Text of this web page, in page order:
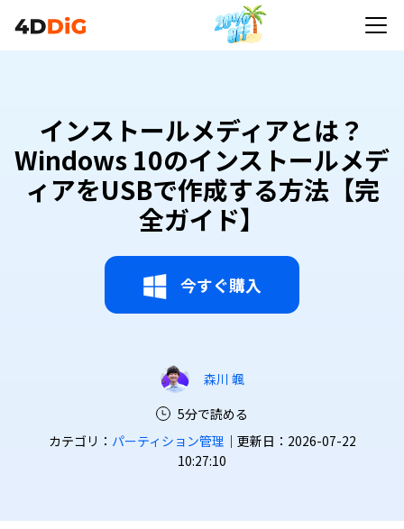
インストールメディアとは？
Windows 10のインストールメデ
ィアをUSBで作成する方法【完
全ガイド】
今すぐ購入
森川 颯
5分で読める
カテゴリ： パーティション管理 ｜更新日：2026-07-22
10:27:10